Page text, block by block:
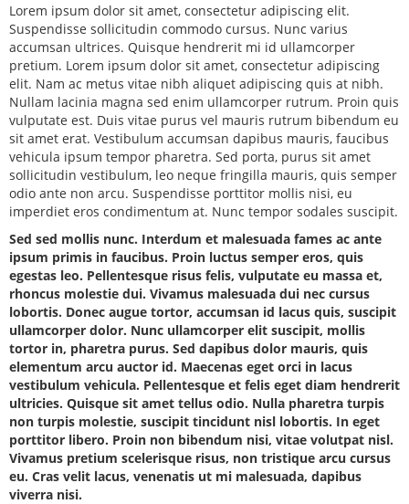
ABOUT US
CONTACT
Lorem ipsum dolor sit amet, consectetur adipiscing elit.
Suspendisse sollicitudin commodo cursus. Nunc varius
accumsan ultrices. Quisque hendrerit mi id ullamcorper
pretium. Lorem ipsum dolor sit amet, consectetur adipiscing
elit. Nam ac metus vitae nibh aliquet adipiscing quis at nibh.
Nullam lacinia magna sed enim ullamcorper rutrum. Proin quis
vulputate est. Duis vitae purus vel mauris rutrum bibendum eu
sit amet erat. Vestibulum accumsan dapibus mauris, faucibus
vehicula ipsum tempor pharetra. Sed porta, purus sit amet
sollicitudin vestibulum, leo neque fringilla mauris, quis semper
odio ante non arcu. Suspendisse porttitor mollis nisi, eu
imperdiet eros condimentum at. Nunc tempor sodales suscipit.
Sed sed mollis nunc. Interdum et malesuada fames ac ante
ipsum primis in faucibus. Proin luctus semper eros, quis
egestas leo. Pellentesque risus felis, vulputate eu massa et,
rhoncus molestie dui. Vivamus malesuada dui nec cursus
lobortis. Donec augue tortor, accumsan id lacus quis, suscipit
ullamcorper dolor. Nunc ullamcorper elit suscipit, mollis
tortor in, pharetra purus. Sed dapibus dolor mauris, quis
elementum arcu auctor id. Maecenas eget orci in lacus
vestibulum vehicula. Pellentesque et felis eget diam hendrerit
ultricies. Quisque sit amet tellus odio. Nulla pharetra turpis
non turpis molestie, suscipit tincidunt nisl lobortis. In eget
porttitor libero. Proin non bibendum nisi, vitae volutpat nisl.
Vivamus pretium scelerisque risus, non tristique arcu cursus
eu. Cras velit lacus, venenatis ut mi malesuada, dapibus
viverra nisi.